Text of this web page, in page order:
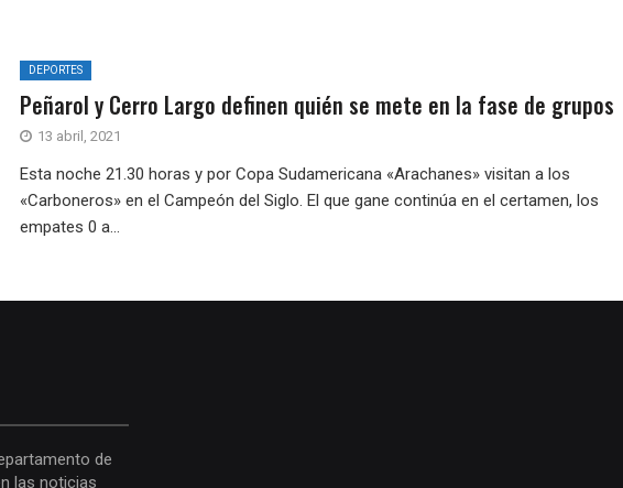
DEPORTES
Peñarol y Cerro Largo definen quién se mete en la fase de grupos
13 abril, 2021
Esta noche 21.30 horas y por Copa Sudamericana «Arachanes» visitan a los
«Carboneros» en el Campeón del Siglo. El que gane continúa en el certamen, los
empates 0 a...
de
las noticias